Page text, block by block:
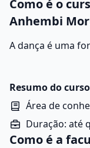
Como é o
Anhembi
A dança é uma
longo da história,
religiosas,
Resumo do curso
Área de
Duração: até
Como é a